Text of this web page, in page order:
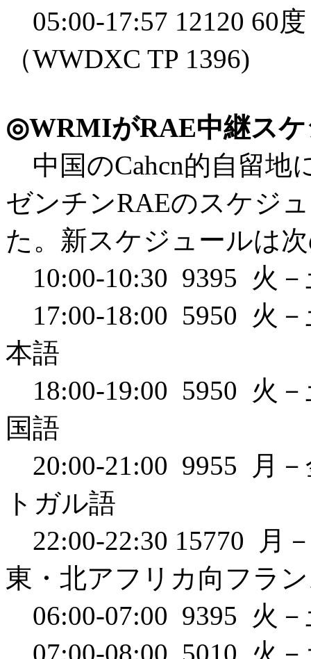
05:00-17:57 12120 60
（WWDXC TP 1396)
◎WRMIがRAE中継スケ
中国のCahcn的自留地
ゼンチンRAEのスケジ
た。新スケジュールは
10:00-10:30 9395 火
17:00-18:00 5950 火
本語
18:00-19:00 5950 火
国語
20:00-21:00 9955 月
トガル語
22:00-22:30 15770 月
東・北アフリカ向フラ
06:00-07:00 9395 火